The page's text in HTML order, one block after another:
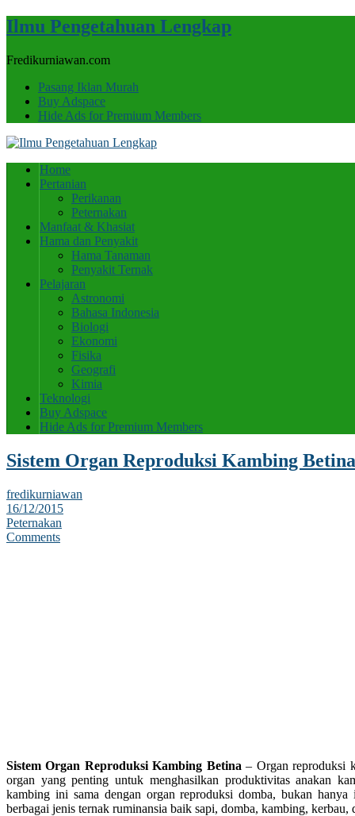
Ilmu Pengetahuan Lengkap
Fredikurniawan.com
Pasang Iklan Murah
Buy Adspace
Hide Ads for Premium Members
Home
Pertanian
Perikanan
Peternakan
Manfaat & Khasiat
Hama dan Penyakit
Hama Tanaman
Penyakit Ternak
Pelajaran
Astronomi
Bahasa Indonesia
Biologi
Ekonomi
Fisika
Geografi
Kimia
Teknologi
Buy Adspace
Hide Ads for Premium Members
Sistem Organ Reproduksi Kambing Betina
fredikurniawan
16/12/2015
Peternakan
Comments
Sistem Organ Reproduksi Kambing Betina – Organ reproduksi
organ yang penting untuk menghasilkan produktivitas anakan
kambing ini sama dengan organ reproduksi domba, bukan hanya
berbagai jenis ternak ruminansia baik sapi, domba, kambing, kerbau,